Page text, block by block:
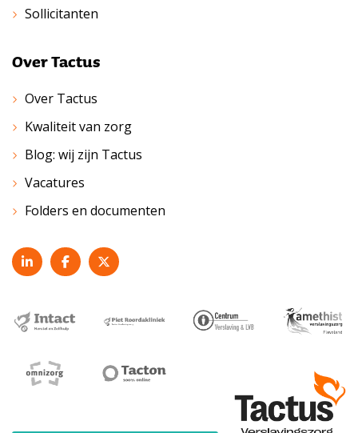
Sollicitanten
Over Tactus
Over Tactus
Kwaliteit van zorg
Blog: wij zijn Tactus
Vacatures
Folders en documenten